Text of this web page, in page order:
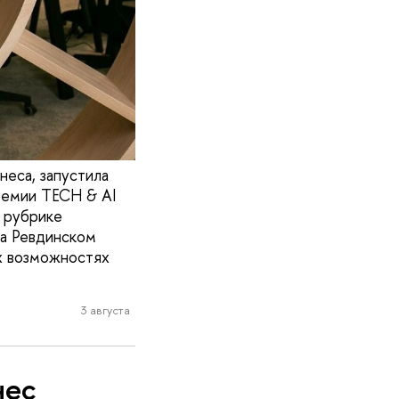
запустила
TECH & AI
Ревдинском
возможностях
3 августа